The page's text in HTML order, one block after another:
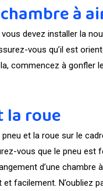
à
devez installer la
vous qu’il est
commencez à gonfler
la roue
et la roue sur le
vous que le pneu
d’une
facilement. N’oubliez